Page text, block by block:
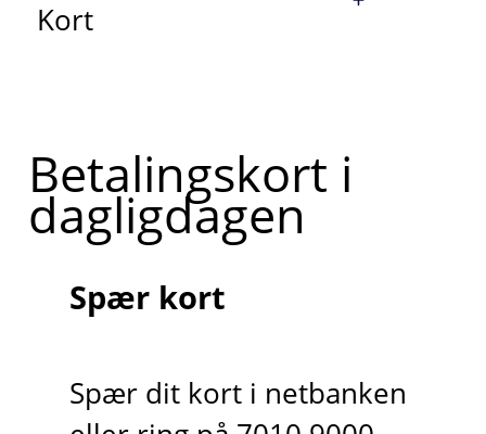
Kort
Betalingskort i
dagligdagen
Spær kort
Spær dit kort i netbanken